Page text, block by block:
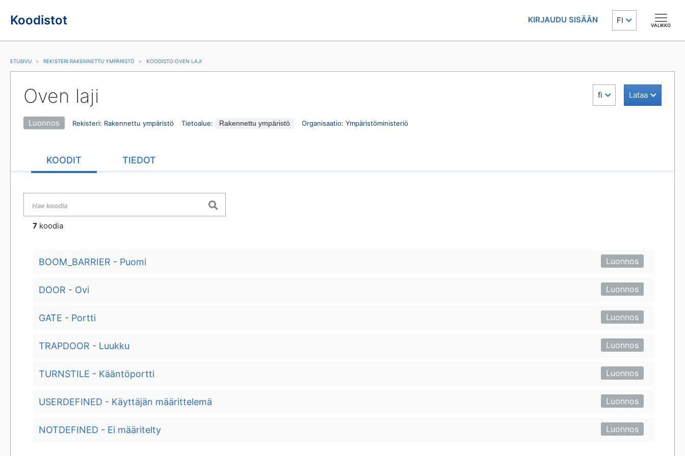
Koodistot KIRJAUDU SISÄÄN FI
VALIKKO
ETUSIVU REKISTERI:RAKENNETTU YMPÄRISTÖ KOODISTO:OVEN LAJI
Oven laji Lataa
fi
Luonnos Rekisteri: Rakennettu ympäristö Tietoalue: Rakennettu ympäristö Organisaatio: Ympäristöministeriö
KOODIT TIEDOT
7 koodia
Luonnos
BOOM_BARRIER - Puomi
Luonnos
DOOR - Ovi
Luonnos
GATE - Portti
Luonnos
TRAPDOOR - Luukku
Luonnos
TURNSTILE - Kääntöportti
Luonnos
USERDEFINED - Käyttäjän määrittelemä
Luonnos
NOTDEFINED - Ei määritelty